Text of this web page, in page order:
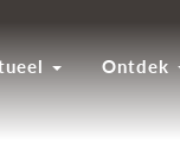
Ontdek